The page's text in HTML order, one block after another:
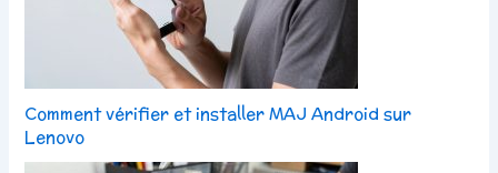
Comment vérifier et installer MAJ Android sur
Lenovo